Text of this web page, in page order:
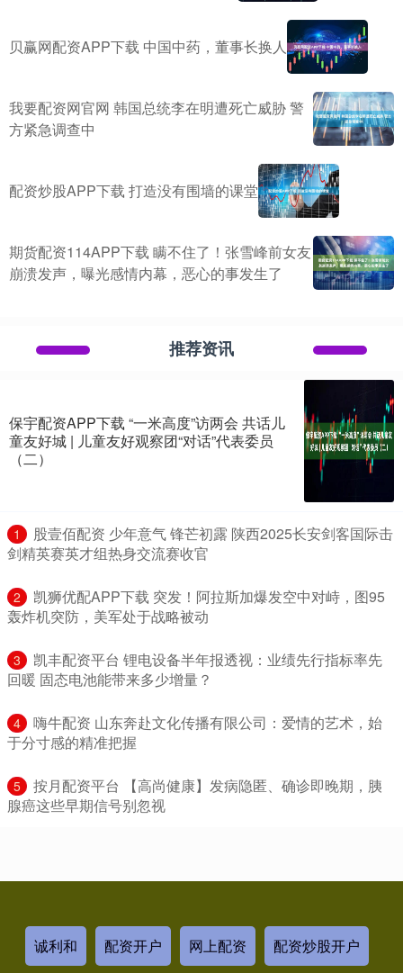
贝赢网配资APP下载 中国中药，董事长换人
我要配资网官网 韩国总统李在明遭死亡威胁 警
方紧急调查中
配资炒股APP下载 打造没有围墙的课堂
期货配资114APP下载 瞒不住了！张雪峰前女友
崩溃发声，曝光感情内幕，恶心的事发生了
推荐资讯
保宇配资APP下载 “一米高度”访两会 共话儿
童友好城 | 儿童友好观察团“对话”代表委员
（二）
1
​股壹佰配资 少年意气 锋芒初露 陕西2025长安剑客国际击
剑精英赛英才组热身交流赛收官
2
​凯狮优配APP下载 突发！阿拉斯加爆发空中对峙，图95
轰炸机突防，美军处于战略被动
3
​凯丰配资平台 锂电设备半年报透视：业绩先行指标率先
回暖 固态电池能带来多少增量？
4
​嗨牛配资 山东奔赴文化传播有限公司：爱情的艺术，始
于分寸感的精准把握
5
​按月配资平台 【高尚健康】发病隐匿、确诊即晚期，胰
腺癌这些早期信号别忽视
诚利和 配资开户 网上配资 配资炒股开户